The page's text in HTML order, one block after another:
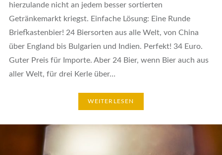
hierzulande nicht an jedem besser sortierten
Getränkemarkt kriegst. Einfache Lösung: Eine Runde
Briefkastenbier! 24 Biersorten aus alle Welt, von China
über England bis Bulgarien und Indien. Perfekt! 34 Euro.
Guter Preis für Importe. Aber 24 Bier, wenn Bier auch aus
aller Welt, für drei Kerle über…
WEITERLESEN